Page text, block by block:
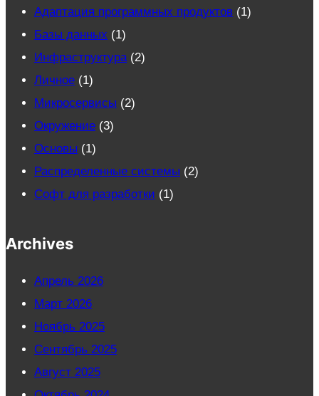
Адаптация программных продуктов (1)
Базы данных (1)
Инфраструктура(2)
Личное (1)
Микросервисы (2)
Окружение (3)
Основы (1)
Распределенные системы (2)
Софт для разработки (1)
Archives
Апрель 2026
Март 2026
Ноябрь 2025
Сентябрь 2025
Август 2025